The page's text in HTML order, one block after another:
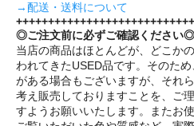
→配送・送料について
◎ご注文前に必ずご確認ください◎
当店の商品はほとんどが、どこか
われてきたUSED品です。そのた
がある場合もございますが、それ
考え販売しておりますことを、ご
すようお願いいたします。またお